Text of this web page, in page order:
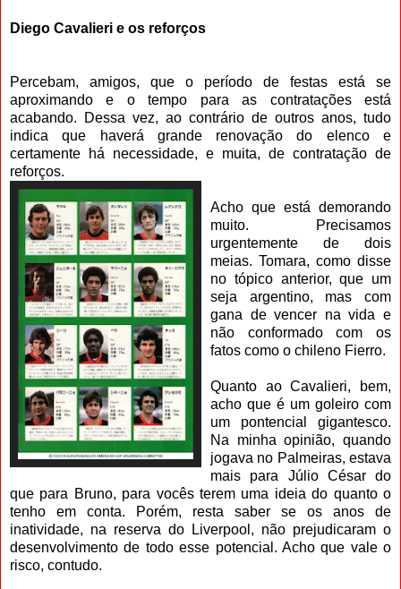
Diego Cavalieri e os reforços
Percebam, amigos, que o período de festas está se
aproximando e o tempo para as contratações está
acabando. Dessa vez, ao contrário de outros anos, tudo
indica que haverá grande renovação do elenco e
certamente há necessidade, e muita, de contratação de
reforços.
Acho que está demorando
muito. Precisamos
urgentemente de dois
meias. Tomara, como disse
no tópico anterior, que um
seja argentino, mas com
gana de vencer na vida e
não conformado com os
fatos como o chileno Fierro.
Quanto ao Cavalieri, bem,
acho que é um goleiro com
um pontencial gigantesco.
Na minha opinião, quando
jogava no Palmeiras, estava
mais para Júlio César do
que para Bruno, para vocês terem uma ideia do quanto o
tenho em conta. Porém, resta saber se os anos de
inatividade, na reserva do Liverpool, não prejudicaram o
desenvolvimento de todo esse potencial. Acho que vale o
risco, contudo.